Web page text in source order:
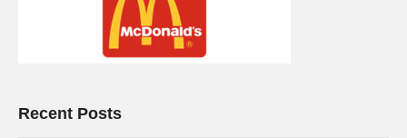
Recent Posts